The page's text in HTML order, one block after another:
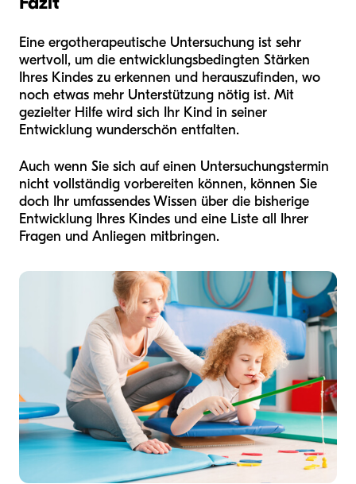
Eine ergotherapeutische Untersuchung ist sehr
wertvoll, um die entwicklungsbedingten Stärken
Ihres Kindes zu erkennen und herauszufinden, wo
noch etwas mehr Unterstützung nötig ist. Mit
gezielter Hilfe wird sich Ihr Kind in seiner
Entwicklung wunderschön entfalten.
Auch wenn Sie sich auf einen Untersuchungstermin
nicht vollständig vorbereiten können, können Sie
doch Ihr umfassendes Wissen über die bisherige
Entwicklung Ihres Kindes und eine Liste all Ihrer
Fragen und Anliegen mitbringen.